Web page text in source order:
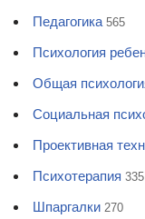
Педагогика 565
Психология
Общая
Социальная
Проективная
Психотерапия 335
Шпаргалки 270